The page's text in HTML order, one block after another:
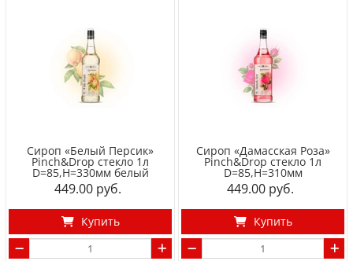
Сироп «Белый Персик»
Pinch&Drop стекло 1л
D=85,H=330мм белый
449.00
Купить
Сироп «Дамасская Роза»
Pinch&Drop стекло 1л
D=85,H=310мм
449.00
Купить